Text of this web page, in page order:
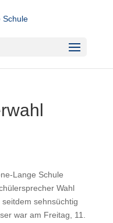
Lange Schule
Wahl
sehnsüchtig
war am Freitag, 11.